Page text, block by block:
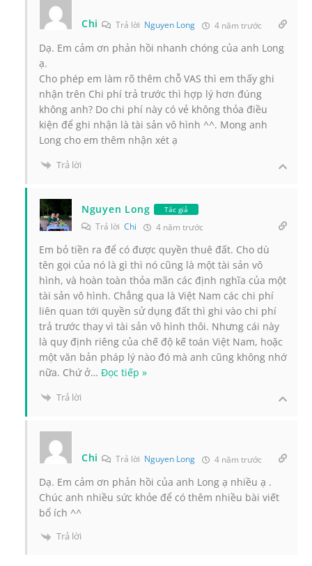
Chi Trả lời Nguyen Long 4 năm trước
Dạ. Em cảm ơn phản hồi nhanh chóng của anh Long
ạ.
Cho phép em làm rõ thêm chỗ VAS thì em thấy ghi
nhận trên Chi phí trả trước thì hợp lý hơn đúng
không anh? Do chi phí này có vẻ không thỏa điều
kiện để ghi nhận là tài sản vô hình ^^. Mong anh
Long cho em thêm nhận xét ạ
Trả lời
Nguyen Long Tác giả
Trả lời Chi 4 năm trước
Em bỏ tiền ra để có được quyền thuê đất. Cho dù
tên gọi của nó là gì thì nó cũng là một tài sản vô
hình, và hoàn toàn thỏa mãn các định nghĩa của một
tài sản vô hình. Chẳng qua là Việt Nam các chi phí
liên quan tới quyền sử dụng đất thì ghi vào chi phí
trả trước thay vì tài sản vô hình thôi. Nhưng cái này
là quy định riêng của chế độ kế toán Việt Nam, hoặc
một văn bản pháp lý nào đó mà anh cũng không nhớ
nữa. Chứ ở… Đọc tiếp »
Trả lời
Chi Trả lời Nguyen Long 4 năm trước
Dạ. Em cảm ơn phản hồi của anh Long ạ nhiều ạ .
Chúc anh nhiều sức khỏe để có thêm nhiều bài viết
bổ ích ^^
Trả lời